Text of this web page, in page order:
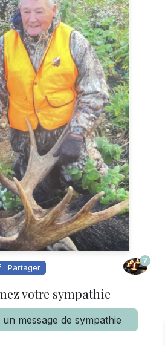
Partager
7
votre sympathie
un message de sympathie